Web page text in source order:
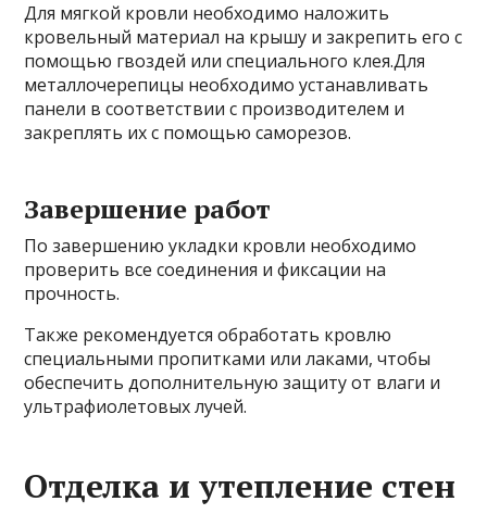
Для мягкой кровли необходимо наложить
кровельный материал на крышу и закрепить его с
помощью гвоздей или специального клея.Для
металлочерепицы необходимо устанавливать
панели в соответствии с производителем и
закреплять их с помощью саморезов.
Завершение работ
По завершению укладки кровли необходимо
проверить все соединения и фиксации на
прочность.
Также рекомендуется обработать кровлю
специальными пропитками или лаками, чтобы
обеспечить дополнительную защиту от влаги и
ультрафиолетовых лучей.
Отделка и утепление стен